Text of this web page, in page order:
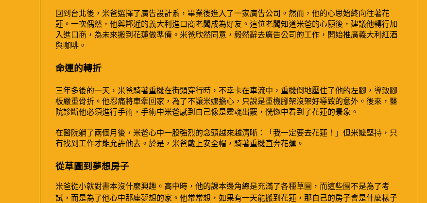
回到台北後，米爸選擇了廣告設計系，畢業後進入了一家廣告公司。然而，他的心思始終向往著花
蓮。一次偶然，他與鄰近的義大利進口商老闆成為好友。這位老闆知道米爸的心願後，建議他轉行加
入進口商，為未來搬到花蓮做準備。米爸欣然同意，毅然辭去廣告公司的工作，開始推廣義大利紅酒
與咖啡。
命運的轉折
三年多後的一天，米爸騎著重機在街頭穿行時，不幸卡在車流中，重機倒地壓住了他的左腳，導致腳
板嚴重骨折。他忍痛將車牽回家，為了不讓米嬤擔心，只說是重機腳架沒架好導致的意外。後來，醫
院診斷他必須進行手術，手術中米爸感到自己像是靈魂出竅，恍惚中看到了花蓮的景象。
在醫院躺了兩個月後，米爸心中一股強烈的念頭越來越清晰：「我一定要去花蓮！」但米嬤堅持，只
有找到工作才能允許他去。於是，米爸戴上安全帽，騎著重機直奔花蓮。
從草圖到夢想房子
米爸從小就對書本沒什麼興趣。高中時，他的課本邊角總是充滿了各種草圖，而這些圖不是為了考
試，而是為了他心中那座夢想的家。他常常想，如果有一天能搬到花蓮，那自己的房子會是什麼樣子